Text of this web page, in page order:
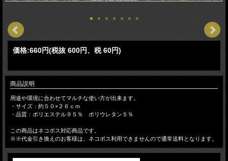
価格:660円(税抜 600円、税 60円)
商品説明
用途や環境に合わせてマルチな使い方が出来ます。
・サイズ：約５０×２６ｃｍ
・品質：ポリエステル９５％ ポリウレタン５％
この商品はネコポス対応商品です。
※※代金引き換えのお客様は、ネコポス利用できませんので通常送料となります。